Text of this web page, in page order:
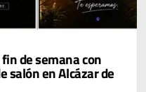
de semana con
salón en Alcázar de